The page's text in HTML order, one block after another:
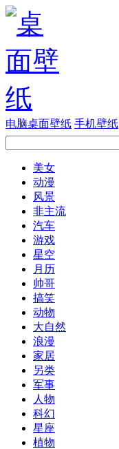
电脑桌面壁纸 手机壁纸
美女
动漫
风景
非主流
汽车
游戏
星空
月历
帅哥
搞笑
动物
大自然
浪漫
家居
另类
军事
人物
科幻
星座
植物